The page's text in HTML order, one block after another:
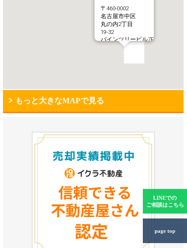
〒460-0002
名古屋市中区
丸の内2丁目
19-32
パインツリービル7F
もっと大きなMAPで見る
LINEでの
ご相談はこちら
page top